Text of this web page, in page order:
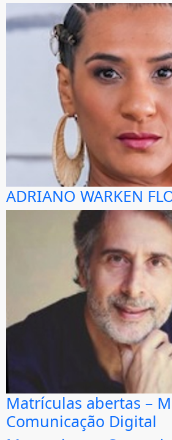
ADRIANO WARKEN
Matrículas abertas –
Comunicação Digital